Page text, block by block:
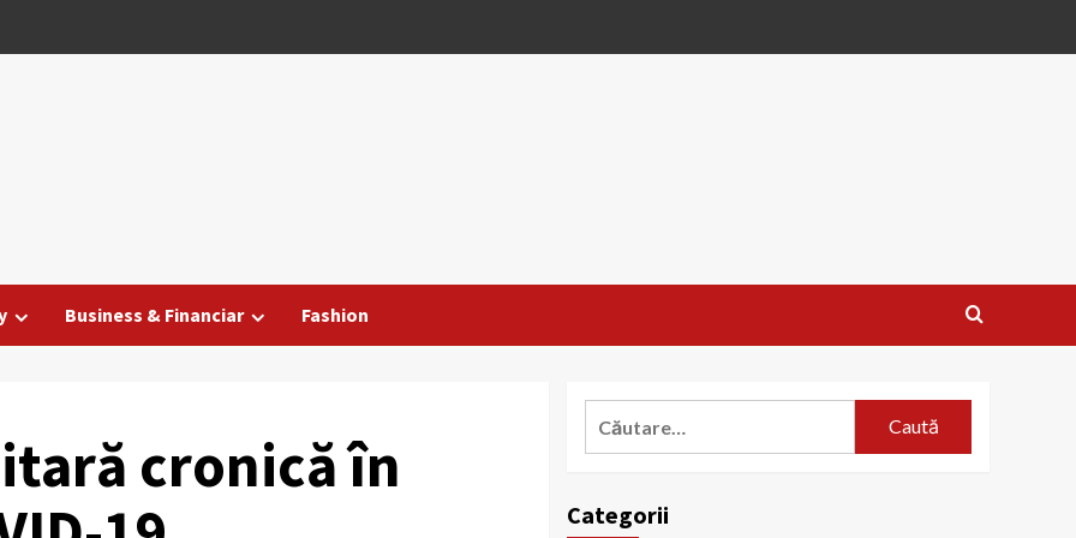
Business & Financiar Fashion
cronică în
Categorii